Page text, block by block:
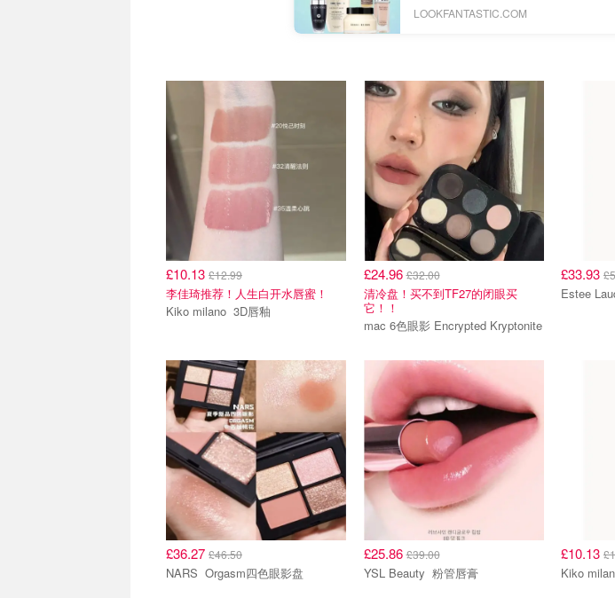
LOOKFANTASTIC.COM
£10.13 £12.99
李佳琦推荐！人生白开水唇蜜！
Kiko milano 3D唇釉
£24.96£32.00
清冷盘！买不到TF27的闭眼买
它！！
mac 6色眼影 Encrypted Kryptonite
£33.93
£36.27 £46.50
NARS Orgasm四色眼影盘
£25.86£39.00
YSL Beauty 粉管唇膏
£10.13